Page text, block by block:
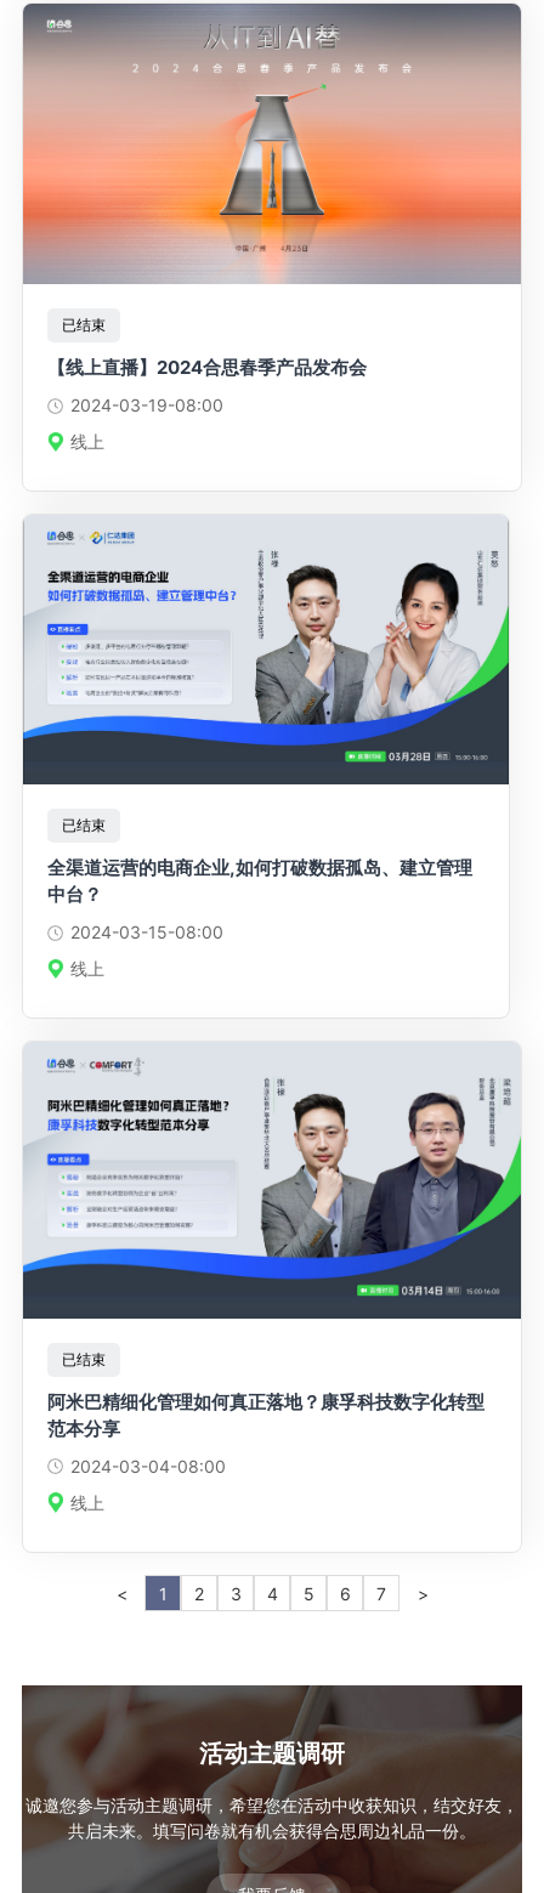
已结束
【线上直播】2024合思春季产品发布会
2024-03-19-08:00
线上
已结束
全渠道运营的电商企业,如何打破数据孤岛、建立管理
中台？
2024-03-15-08:00
线上
已结束
阿米巴精细化管理如何真正落地？康孚科技数字化转型
范本分享
2024-03-04-08:00
线上
< 1 2 3 4 5 6 7 >
活动主题调研
诚邀您参与活动主题调研，希望您在活动中收获知识，结交好友，
共启未来。填写问卷就有机会获得合思周边礼品一份。